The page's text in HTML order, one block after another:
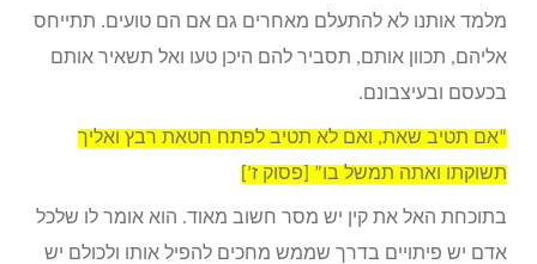
מלמד אותנו לא להתעלם מאחרים גם אם הם טועים. תתייחס
אליהם, תכוון אותם, תסביר להם היכן טעו ואל תשאיר אותם
בכעסם ובעיצבונם.
“אם תטיב שאת, ואם לא תטיב לפתח חטאת רבץ ואליך
תשוקתו ואתה תמשל בו” [פסוק ז’]
בתוכחת האל את קין יש מסר חשוב מאוד. הוא אומר לו שלכל
אדם יש פיתויים בדרך שממש מחכים להפיל אותו ולכולם יש